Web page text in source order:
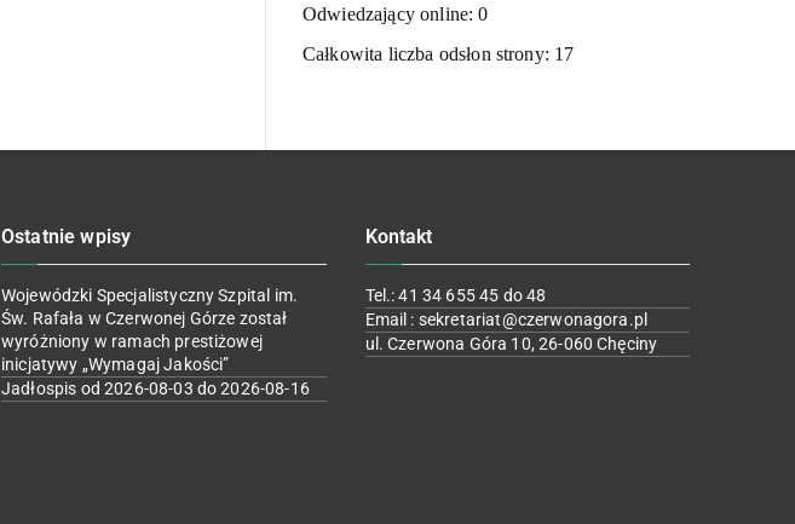
Odwiedzający online:0
Całkowita liczba odsłon strony: 17
Ostatnie wpisy
Wojewódzki Specjalistyczny Szpital im.
Św. Rafała w Czerwonej Górze został
wyróżniony w ramach prestiżowej
inicjatywy „Wymagaj Jakości”
Jadłospis od 2026-08-03 do 2026-08-16
Kontakt
Tel.: 41 34 655 45 do 48
Email : sekretariat@czerwonagora.pl
ul. Czerwona Góra 10, 26-060 Chęciny